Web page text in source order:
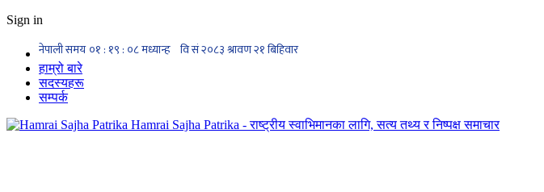
Sign in
हाम्रो बारे
सदस्यहरू
सम्पर्क
Hamrai Sajha Patrika - राष्ट्रीय स्वाभिमानका लागि, सत्य तथ्य र निष्पक्ष समाचार